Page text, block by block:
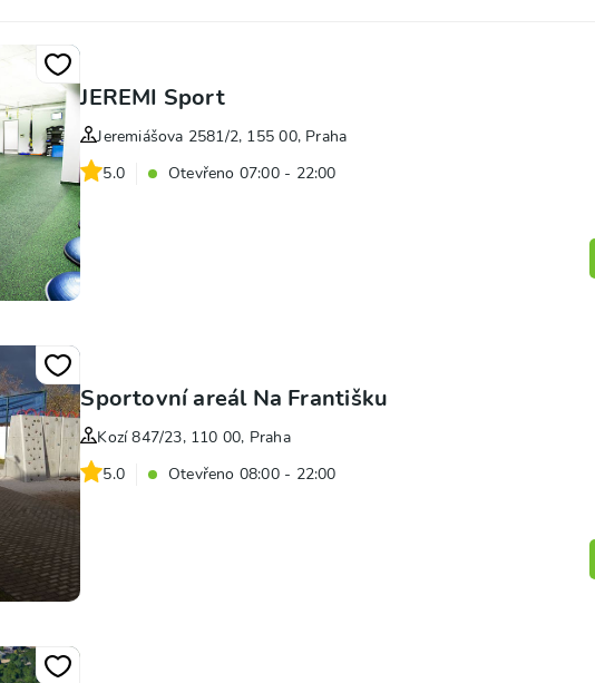
JEREMI Sport
Jeremiášova 2581/2, 155 00, Praha
5.0
Otevřeno 07:00 - 22:00
Sportovní areál Na Františku
Kozí 847/23, 110 00, Praha
5.0
Otevřeno 08:00 - 22:00